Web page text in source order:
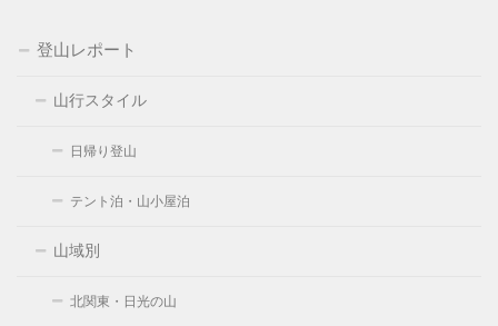
登山レポート
山行スタイル
日帰り登山
テント泊・山小屋泊
山域別
北関東・日光の山